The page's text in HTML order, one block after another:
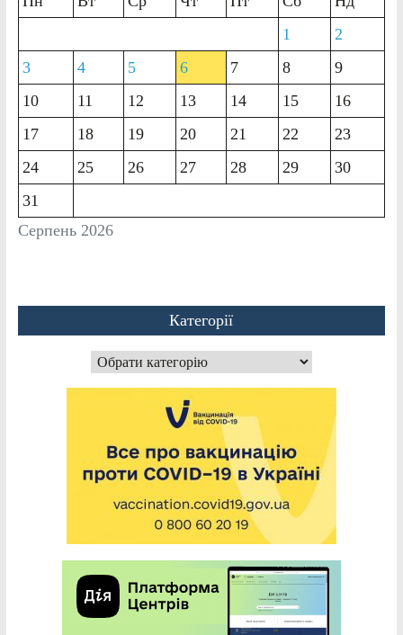
Серпень 2026
1
2
3
4 5 6 7 8
9
10
11 12 13 14 15
16
17
18 19 20 21 22
23
24
25 26 27 28 29
30
31
Категорії
Категорії